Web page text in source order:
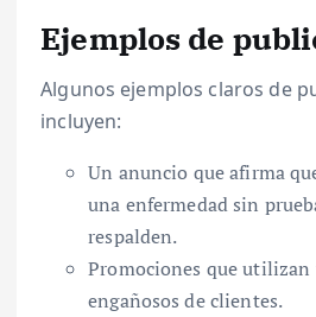
Ejemplos de
Algunos ejemplos claros de
incluyen:
Un anuncio que afirma
una enfermedad sin
respalden.
Promociones que
engañosos de clientes.